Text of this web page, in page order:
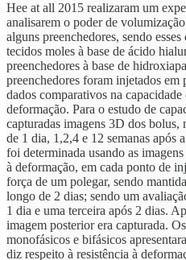
Hee at all 2015 realizaram um
analisarem o poder de
alguns preenchedores, sendo
tecidos moles à base de ácido
preenchedores à base de
preenchedores foram injetados em
dados comparativos na
deformação. Para o estudo de
capturadas imagens 3D dos
de 1 dia, 1,2,4 e 12 semanas após
foi determinada usando as
à deformação, em cada ponto de
força de um polegar, sendo
longo de 2 dias; sendo um
1 dia e uma terceira após 2 dias.
imagem posterior era capturada.
monofásicos e bifásicos
diz respeito à resistência à